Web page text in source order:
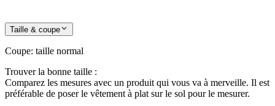
Taille & coupe
Coupe: taille normal
Trouver la bonne taille :
Comparez les mesures avec un produit qui vous va à merveille. Il est
préférable de poser le vêtement à plat sur le sol pour le mesurer.